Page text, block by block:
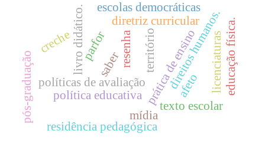
resenha território
diretriz curricular
prática de ensino
texto escolar
políticas de avaliação
pós-graduação saber
política educativa
mídia
residência pedagógica
livro didático. d
i
r
e
i
t
o
s
h
u
m
a
n
o
s
.
escolas democráticas
licenciaturas
parfor
e
d
u
c
a
ç
ã
o
f
í
s
i
c
a
.
creche
afeto